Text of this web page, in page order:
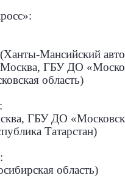
Мансийский
ГБУ ДО
область)
ГБУ ДО
Татарстан)
область)